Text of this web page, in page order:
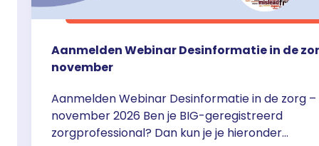
Aanmelden Webinar Desinformatie in de
november
Aanmelden Webinar Desinformatie in de zorg –
november 2026 Ben je BIG-geregistreerd
zorgprofessional? Dan kun je je hieronder